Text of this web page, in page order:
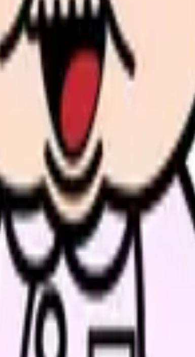
不安を減らす求人票へ改善します。
間から、次に見るべき記事と相談先を出します。
を整理します。 進む 給料コンパスで比較する
職場だけの問題か確かめられます。